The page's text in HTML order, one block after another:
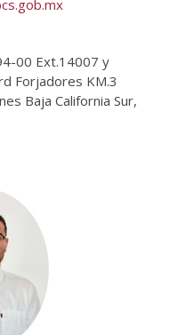
00 Ext.14007 y
Forjadores KM.3
Baja California Sur,